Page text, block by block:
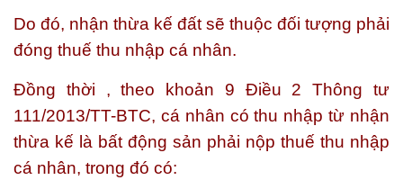
Do đó, nhận thừa kế đất sẽ thuộc đối tượng phải
đóng thuế thu nhập cá nhân.
Đồng thời , theo khoản 9 Điều 2 Thông tư
111/2013/TT-BTC, cá nhân có thu nhập từ nhận
thừa kế là bất động sản phải nộp thuế thu nhập
cá nhân, trong đó có: